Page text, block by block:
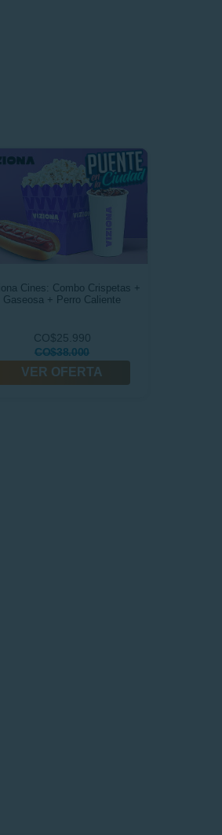
Cines: Combo Crispetas +
Gaseosa + Perro Caliente
CO$25.990
CO$38.000
VER OFERTA